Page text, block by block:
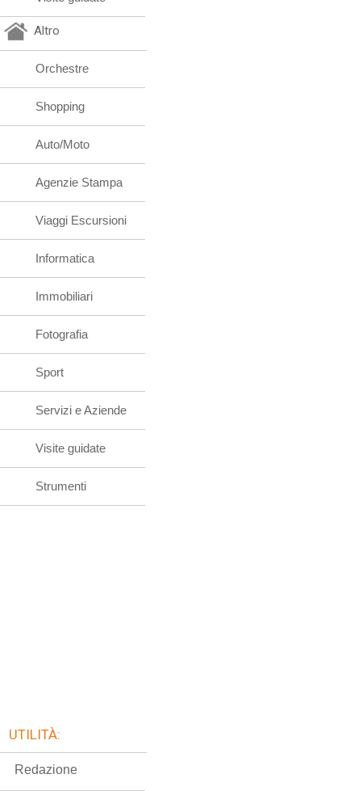
Altro
Orchestre
Shopping
Auto/Moto
Agenzie Stampa
Viaggi Escursioni
Informatica
Immobiliari
Fotografia
Sport
Servizi e Aziende
Visite guidate
Strumenti
UTILITÀ:
Redazione